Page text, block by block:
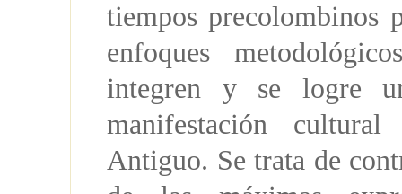
tiempos precolombinos
enfoques
integren y se logre
manifestación
Antiguo. Se trata de